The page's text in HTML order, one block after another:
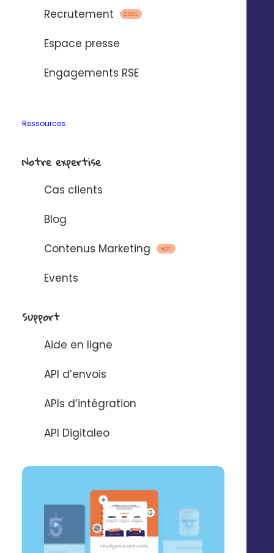
Recrutement COOL
Espace presse
Engagements RSE
Ressources
Notre expertise
Cas clients
Blog
Contenus Marketing
HOT
Events
Support
Aide en ligne
API d’envois
APIs d’intégration
API Digitaleo
Captez l’attention avec des formats visuels
prospects et développent votre notoriété locale.
Google Ads
Maximisez votre trafic en magasin en ciblant des
audiences intentionnistes au moment précis où elles
2 modes de gestion